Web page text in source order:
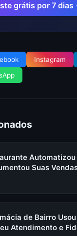
grátis por 7 dias
Instagram
Suas
de Bairro
Atendimento e